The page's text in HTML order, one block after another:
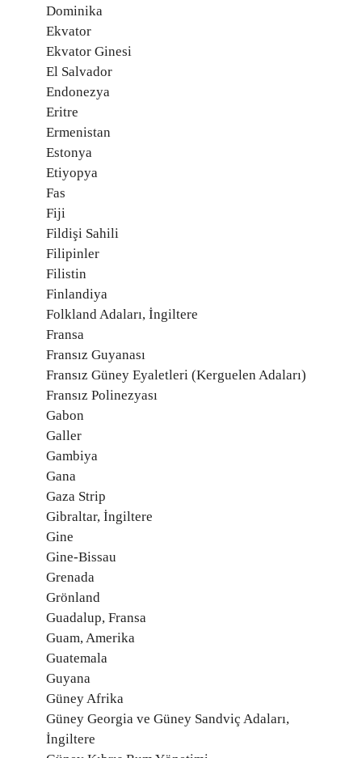
Dominika
Ekvator
Ekvator Ginesi
El Salvador
Endonezya
Eritre
Ermenistan
Estonya
Etiyopya
Fas
Fiji
Fildişi Sahili
Filipinler
Filistin
Finlandiya
Folkland Adaları, İngiltere
Fransa
Fransız Guyanası
Fransız Güney Eyaletleri (Kerguelen Adaları)
Fransız Polinezyası
Gabon
Galler
Gambiya
Gana
Gaza Strip
Gibraltar, İngiltere
Gine
Gine-Bissau
Grenada
Grönland
Guadalup, Fransa
Guam, Amerika
Guatemala
Guyana
Güney Afrika
Güney Georgia ve Güney Sandviç Adaları,
İngiltere